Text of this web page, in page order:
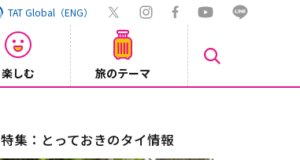
TAT Global（ENG）
楽しむ 旅のテーマ
特集：とっておきのタイ情報